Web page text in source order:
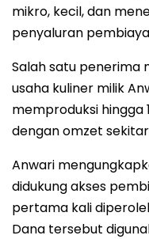
mikro, kecil, dan
penyaluran
Salah satu penerima
usaha kuliner milik
memproduksi hingga
dengan omzet
Anwari
didukung akses
pertama kali
Dana tersebut